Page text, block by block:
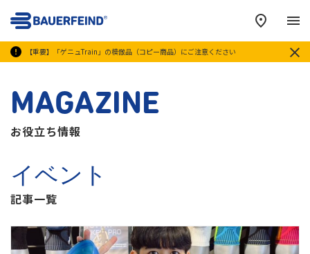
【重要】「ゲニュTrain」の模倣品（コピー商品）にご注意ください
メ
MAGAZINE
お役立ち情報
イベント
記事一覧